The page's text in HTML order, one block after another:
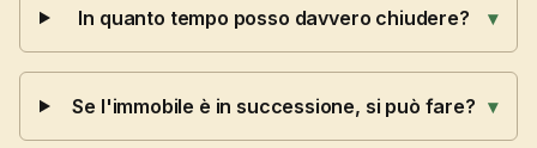
In quanto tempo posso davvero chiudere? ▾
Se l'immobile è in successione, si può fare? ▾